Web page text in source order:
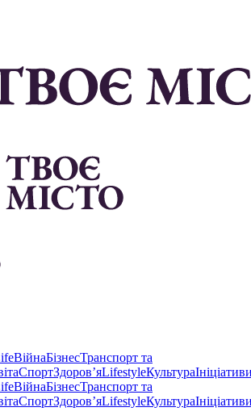
ВійнаБізнесТранспорт та
СпортЗдоровʼяLifestyleКультура
ВійнаБізнесТранспорт та
СпортЗдоровʼяLifestyleКультура